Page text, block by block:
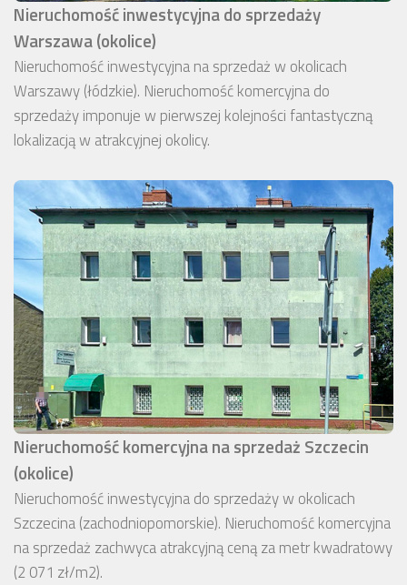
Nieruchomość inwestycyjna do sprzedaży
Warszawa (okolice)
Nieruchomość inwestycyjna na sprzedaż w okolicach
Warszawy (łódzkie). Nieruchomość komercyjna do
sprzedaży imponuje w pierwszej kolejności fantastyczną
lokalizacją w atrakcyjnej okolicy.
Nieruchomość komercyjna na sprzedaż Szczecin
(okolice)
Nieruchomość inwestycyjna do sprzedaży w okolicach
Szczecina (zachodniopomorskie). Nieruchomość komercyjna
na sprzedaż zachwyca atrakcyjną ceną za metr kwadratowy
(2 071 zł/m2).